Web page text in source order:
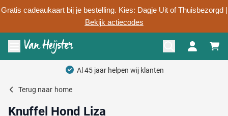
Gratis cadeaukaart bij je bestelling. Kies: Dagje Uit of Thuisbezorgd |
Bekijk actiecodes
Ga naar de inhoud
Menu openen
Al 45 jaar helpen wij klanten
Terug naar home
Knuffel Hond Liza